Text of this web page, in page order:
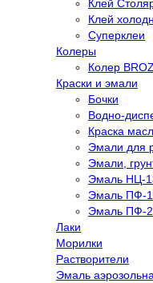
Клей
Клей
Суперклеи
Колеры
Колер
Краски и эмали
Бочки
Водно-
Краска
Эмали для
Эмали,
Эмаль НЦ-
Эмаль ПФ-
Эмаль ПФ-
Лаки
Морилки
Растворители
Эмаль